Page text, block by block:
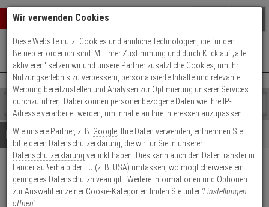
Warenkorb schließen
0 ARTIKEL IM WARENKORB
Ihr Warenkorb ist momentan leer.
Ergebnisse ()
Fertig
Shop
durchsuchen
Bitte
geben
Sie
mindestens
Zeichen
ein,
Es
wurde
noch
Kategorien
Suche
gestartet
+49 (0)821 899 493-0Mo. - Do.: 8:00 - 16:30 | Fr.: 8:00 - 14:00 Uhr
Kontaktservice nutzen
Details Beratung
2er CES RHM Doppelzylinder
35,5/40,5 mit 6 Schl.
Wir verwenden Cookies
Diese Website nutzt Cookies und ähnliche Technologien, die für den
Betrieb erforderlich sind. Mit Ihrer Zustimmung und durch Klick auf „alle
aktivieren“ setzen wir und unsere Partner zusätzliche Cookies, um Ihr
Nutzungserlebnis zu verbessern, personalisierte Inhalte und relevante
Werbung bereitzustellen und Analysen zur Optimierung unserer Services
durchzuführen. Dabei können personenbezogene Daten wie Ihre IP-
Adresse verarbeitet werden, um Inhalte an Ihre Interessen anzupassen.
Wie unsere Partner, z. B. Google , Ihre Daten verwenden, entnehmen Sie
bitte deren Datenschutzerklärung, die wir für Sie in unserer
Datenschutzerklärung verlinkt haben. Dies kann auch den Datentransfer in
Länder außerhalb der EU (z. B. USA) umfassen, wo möglicherweise ein
geringeres Datenschutzniveau gilt. Weitere Informationen und Optionen
zur Auswahl einzelner Cookie-Kategorien finden Sie unter 'Einstellungen
öffnen'.